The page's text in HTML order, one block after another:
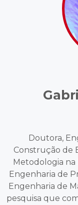
Doutora,
Construção de
Metodologia
Engenharia de
Engenharia de
pesquisa que